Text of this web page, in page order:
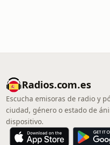
Radios.com.es
Escucha emisoras de radio y
ciudad, género o estado de
dispositivo.